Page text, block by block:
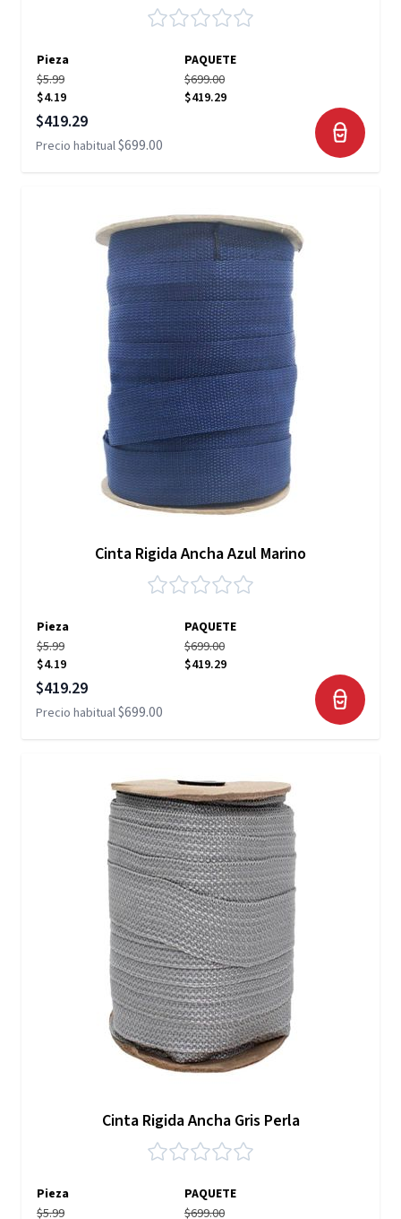
Pieza
PAQUETE
$5.99
$4.19
$699.00
$419.29
Precio especial
$419.29
Precio habitual$699.00
Cinta Rigida Ancha Azul Marino
Pieza
PAQUETE
$5.99
$4.19
$699.00
$419.29
Precio especial
$419.29
Precio habitual$699.00
Cinta Rigida Ancha Gris Perla
Pieza
PAQUETE
$5.99
$699.00